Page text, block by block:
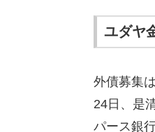
ユダヤ
外債募集
24日、是
パース銀